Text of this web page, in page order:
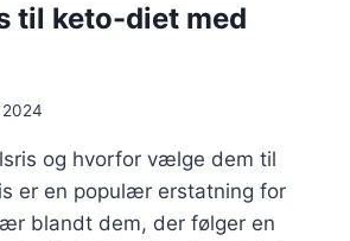
til keto-diet med
og hvorfor vælge dem til
er en populær erstatning for
blandt dem, der følger en